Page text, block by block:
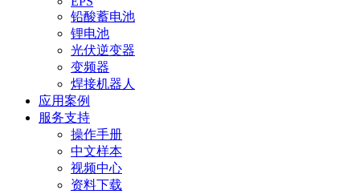
铅酸蓄电池
锂电池
光伏逆变器
变频器
焊接机器人
应用案例
服务支持
操作手册
中文样本
视频中心
资料下载